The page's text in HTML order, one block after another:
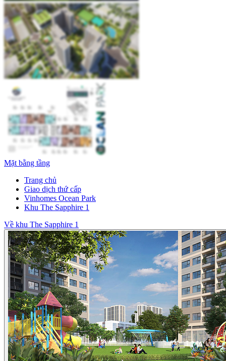
Mặt bằng tầng
Trang chủ
Giao dịch thứ cấp
Vinhomes Ocean Park
Khu The Sapphire 1
Về khu The Sapphire 1